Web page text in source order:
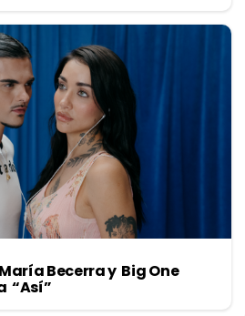
Becerra y Big One
“Así”